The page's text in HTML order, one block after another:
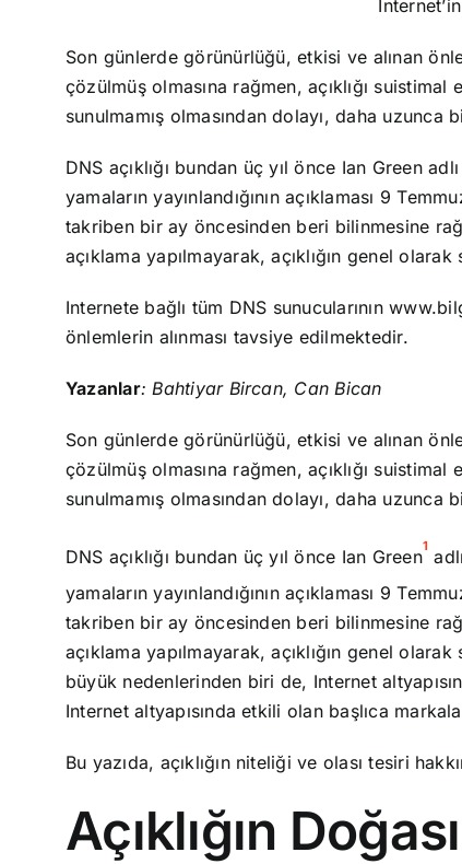
Son günlerde görünürlüğü, etkisi ve alınan
çözülmüş olmasına rağmen, açıklığı
sunulmamış olmasından dolayı, daha
DNS açıklığı bundan üç yıl önce Ian Green
yamaların yayınlandığının açıklaması 9
takriben bir ay öncesinden beri bilinmesine
açıklama yapılmayarak, açıklığın genel olarak
Internete bağlı tüm DNS sunucularının
önlemlerin alınması tavsiye edilmektedir.
Yazanlar: Bahtiyar Bircan, Can Bican
Son günlerde görünürlüğü, etkisi ve alınan
çözülmüş olmasına rağmen, açıklığı
sunulmamış olmasından dolayı, daha
DNS açıklığı bundan üç yıl önce Ian Green1
yamaların yayınlandığının açıklaması 9
takriben bir ay öncesinden beri bilinmesine
açıklama yapılmayarak, açıklığın genel
büyük nedenlerinden biri de, Internet
Internet altyapısında etkili olan başlıca
Bu yazıda, açıklığın niteliği ve olası tesiri
Açıklığın Doğası